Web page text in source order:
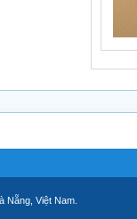
Nẵng, Việt Nam.